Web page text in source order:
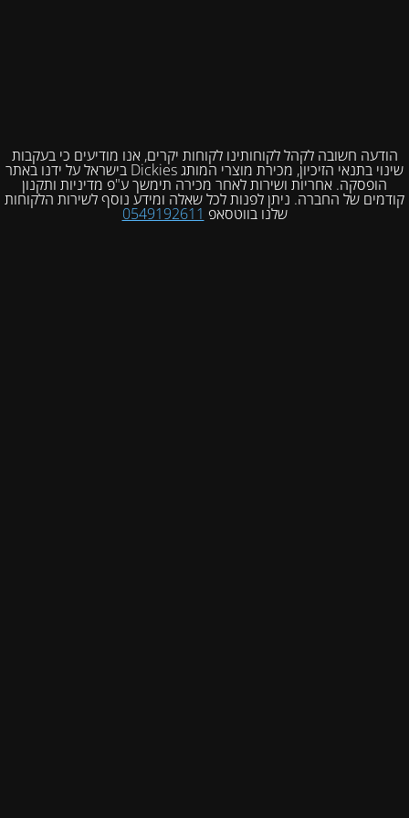
הודעה חשובה לקהל לקוחותינו לקוחות יקרים, אנו מודיעים כי בעקבות
שינוי בתנאי הזיכיון, מכירת מוצרי המותג Dickies בישראל על ידנו באתר
הופסקה. אחריות ושירות לאחר מכירה תימשך ע"פ מדיניות ותקנון
קודמים של החברה. ניתן לפנות לכל שאלה ומידע נוסף לשירות הלקוחות
שלנו בווטסאפ 0549192611